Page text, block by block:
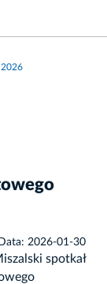
2026
Data: 2026-01-30
spotkał